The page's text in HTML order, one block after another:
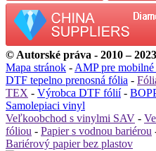
© Autorské práva - 2010 –
Mapa stránok - AMP pre mobilné
DTF tepelno prenosná fólia -
TEX - Výrobca DTF fólií-
Samolepiaci vinyl
Veľkoobchod s vinylmi SAV -
fóliou - Papier s vodnou bariérou
Bariérový papier bez plastov